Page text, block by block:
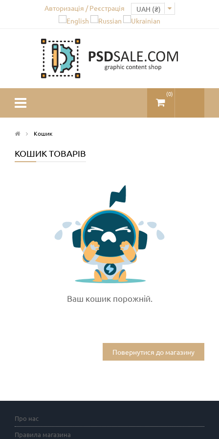
Авторизація / Реєстрація
(0)
Кошик
КОШИК ТОВАРІВ
Ваш кошик порожній.
Повернутися до магазину
Про нас
Правила магазина